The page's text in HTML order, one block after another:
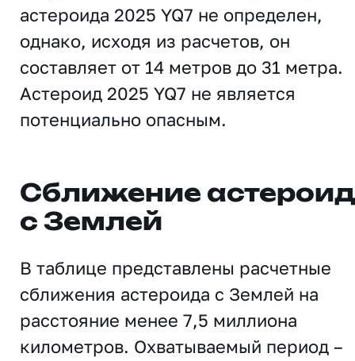
астероида 2025 YQ7 не определен,
однако, исходя из расчетов, он
составляет от 14 метров до 31 метра.
Астероид 2025 YQ7 не является
потенциально опасным.
Сближение
с Землей
В таблице представлены расчетные
сближения астероида с Землей на
расстояние менее 7,5 миллиона
километров. Охватываемый период –